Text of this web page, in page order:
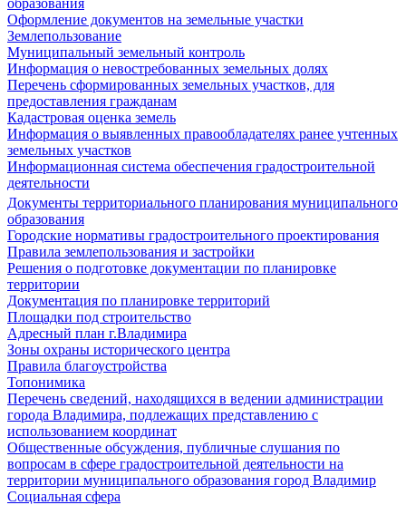
образования
Оформление документов на земельные участки
Землепользование
Муниципальный земельный контроль
Информация о невостребованных земельных долях
Перечень сформированных земельных участков, для
предоставления гражданам
Кадастровая оценка земель
Информация о выявленных правообладателях ранее учтенных
земельных участков
Информационная система обеспечения градостроительной
деятельности
Документы территориального планирования муниципального
образования
Городские нормативы градостроительного проектирования
Правила землепользования и застройки
Решения о подготовке документации по планировке
территории
Документация по планировке территорий
Площадки под строительство
Адресный план г.Владимира
Зоны охраны исторического центра
Правила благоустройства
Топонимика
Перечень сведений, находящихся в ведении администрации
города Владимира, подлежащих представлению с
использованием координат
Общественные обсуждения, публичные слушания по
вопросам в сфере градостроительной деятельности на
территории муниципального образования город Владимир
Социальная сфера